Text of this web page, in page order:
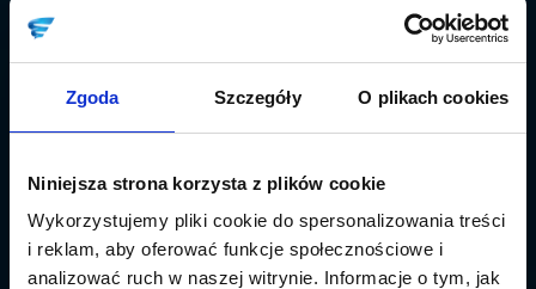
Zgoda Szczegóły O plikach cookies
Niniejsza strona korzysta z plików cookie
Wykorzystujemy pliki cookie do spersonalizowania treści
i reklam, aby oferować funkcje społecznościowe i
analizować ruch w naszej witrynie. Informacje o tym, jak